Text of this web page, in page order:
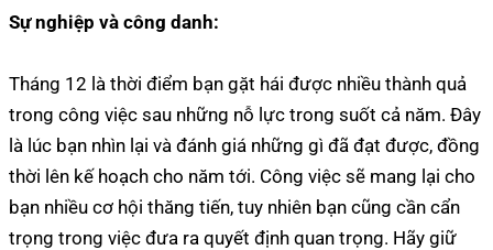
Sự nghiệp và công danh:
Tháng 12 là thời điểm bạn gặt hái được nhiều thành quả
trong công việc sau những nỗ lực trong suốt cả năm. Đây
là lúc bạn nhìn lại và đánh giá những gì đã đạt được, đồng
thời lên kế hoạch cho năm tới. Công việc sẽ mang lại cho
bạn nhiều cơ hội thăng tiến, tuy nhiên bạn cũng cần cẩn
trọng trong việc đưa ra quyết định quan trọng. Hãy giữ